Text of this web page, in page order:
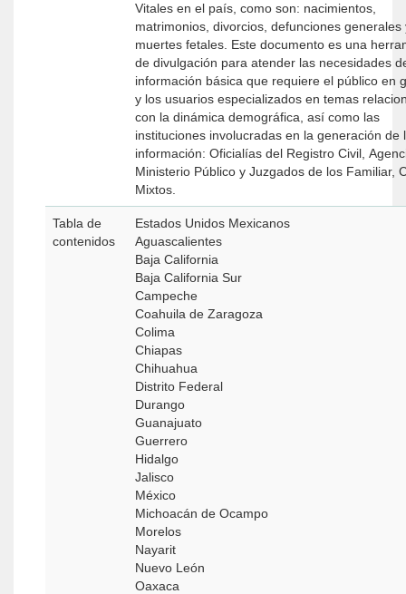
Vitales en el país, como son: nacimientos,
matrimonios, divorcios, defunciones generales
muertes fetales. Este documento es una
de divulgación para atender las necesidades
información básica que requiere el público en
y los usuarios especializados en temas
con la dinámica demográfica, así como las
instituciones involucradas en la generación de
información: Oficialías del Registro Civil,
Ministerio Público y Juzgados de los Familiar,
Mixtos.
Tabla de
contenidos
Estados Unidos Mexicanos
Aguascalientes
Baja California
Baja California Sur
Campeche
Coahuila de Zaragoza
Colima
Chiapas
Chihuahua
Distrito Federal
Durango
Guanajuato
Guerrero
Hidalgo
Jalisco
México
Michoacán de Ocampo
Morelos
Nayarit
Nuevo León
Oaxaca